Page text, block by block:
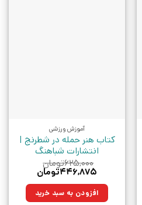
آموزش ورزشی
کتاب هنر حمله در شطرنج |
انتشارات شباهنگ
۶۲۵,۰۰۰تومان
قیمت
۶۲۵,۰۰۰تومان
بود.
۴۴۶,۸۷۵تومان
۴۴۶,۸۷۵تومان. افزودن به سبد خرید